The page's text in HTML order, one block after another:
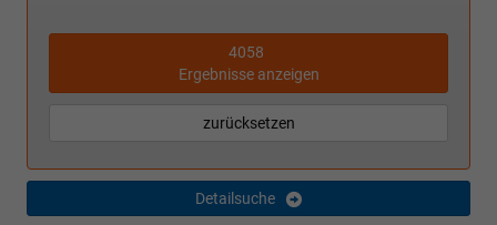
4058
Ergebnisse anzeigen
zurücksetzen
Detailsuche